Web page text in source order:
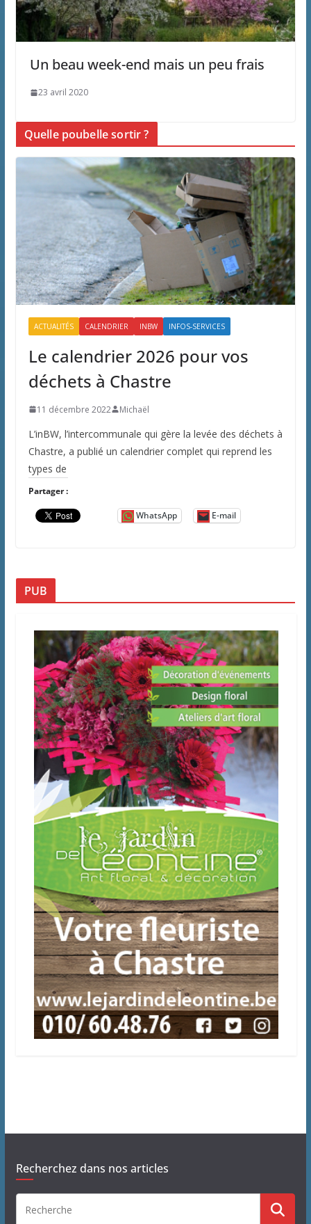
Un beau week-end mais un peu frais
23 avril 2020
Quelle poubelle sortir ?
ACTUALITÉS CALENDRIER INBW INFOS-SERVICES
Le calendrier 2026 pour vos
déchets à Chastre
11 décembre 2022 Michaël
L’inBW, l’intercommunale qui gère la levée des déchets à
Chastre, a publié un calendrier complet qui reprend les
types de
Partager :
WhatsApp E-mail
PUB
Recherchez dans nos articles